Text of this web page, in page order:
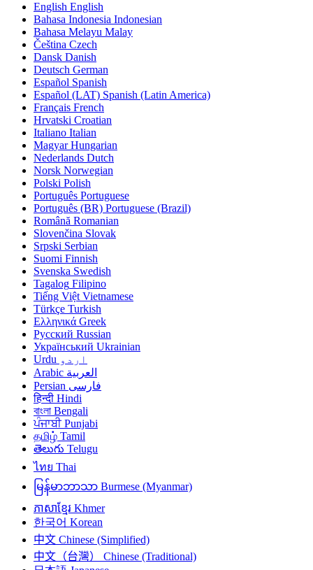
English English
Bahasa Indonesia Indonesian
Bahasa Melayu Malay
Čeština Czech
Dansk Danish
Deutsch German
Español Spanish
Español (LAT) Spanish (Latin America)
Français French
Hrvatski Croatian
Italiano Italian
Magyar Hungarian
Nederlands Dutch
Norsk Norwegian
Polski Polish
Português Portuguese
Português (BR) Portuguese (Brazil)
Română Romanian
Slovenčina Slovak
Srpski Serbian
Suomi Finnish
Svenska Swedish
Tagalog Filipino
Tiếng Việt Vietnamese
Türkçe Turkish
Ελληνικά Greek
Русский Russian
Український Ukrainian
اردو Urdu
العربية Arabic
فارسی Persian
हिन्दी Hindi
বাংলা Bengali
ਪੰਜਾਬੀ Punjabi
தமிழ் Tamil
తెలుగు Telugu
ไทย Thai
မြန်မာဘာသာ Burmese (Myanmar)
ភាសាខ្មែរ Khmer
한국어 Korean
中文 Chinese (Simplified)
中文（台灣）
Chinese (Traditional)